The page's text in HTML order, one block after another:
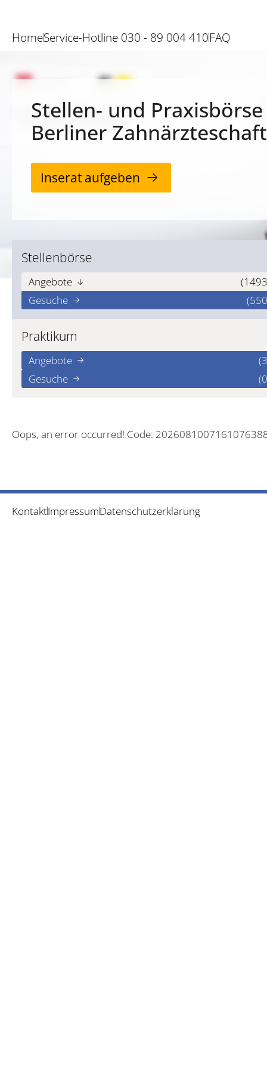
HomeService-Hotline 030 - 89 004 410FAQ
Stellen- und
Berliner Zahnärzteschaft
Inserat aufgeben
Stellenbörse
Angebote
Gesuche
Praktikum
Angebote
Gesuche
Oops, an error occurred! Code:
KontaktImpressumDatenschutzerklärung